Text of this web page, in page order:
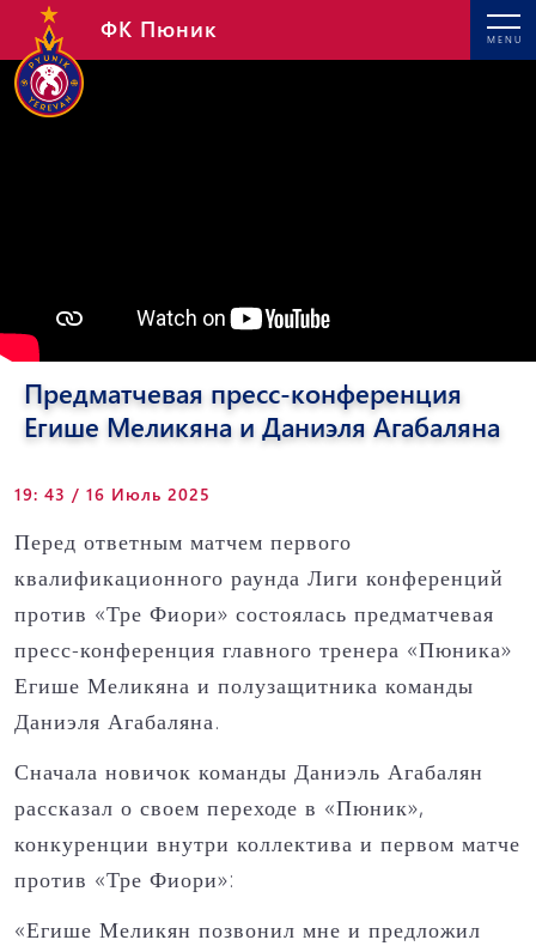
MENU
ФК Пюник
Предматчевая пресс-конференция
Егише Меликяна и Даниэля Агабаляна
19: 43 / 16 Июль 2025
Перед ответным матчем первого
квалификационного раунда Лиги конференций
против «Тре Фиори» состоялась предматчевая
пресс-конференция главного тренера «Пюника»
Егише Меликяна и полузащитника команды
Даниэля Агабаляна.
Сначала новичок команды Даниэль Агабалян
рассказал о своем переходе в «Пюник»,
конкуренции внутри коллектива и первом матче
против «Тре Фиори»:
«Егише Меликян позвонил мне и предложил